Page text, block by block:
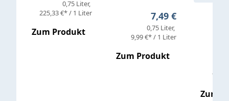
0,75 Liter
225,33 €* / 1 Liter
Zum Produkt
Regulärer Preis:
7,49 €
0,75 Liter
9,99 €* / 1 Liter
Zum Produkt
Zum